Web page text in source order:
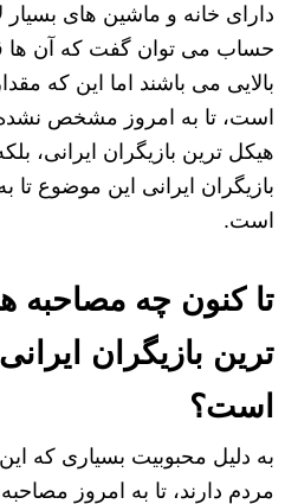
دارای خانه و ماشین های بسیار
حساب می توان گفت که آن ها
بالایی می باشند اما این که
است، تا به امروز مشخص نشده
هیکل ترین بازیگران ایرانی،
بازیگران ایرانی این موضوع تا
است.
تا کنون چه مصاحبه
ترین بازیگران
است؟
به دلیل محبوبیت بسیاری که
مردم دارند، تا به امروز